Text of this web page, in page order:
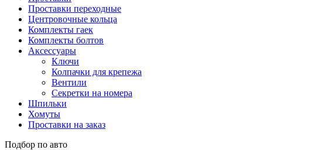
Проставки переходные
Центровочные кольца
Комплекты гаек
Комплекты болтов
Аксессуары
Ключи
Колпачки для крепежа
Вентили
Секретки на номера
Шпильки
Хомуты
Проставки на заказ
Подбор по авто